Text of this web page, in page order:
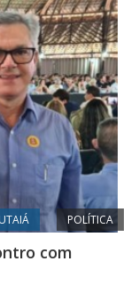
POLÍTICA
com